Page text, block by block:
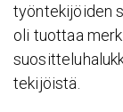
työntekijöiden
oli tuottaa
tekijöistä.